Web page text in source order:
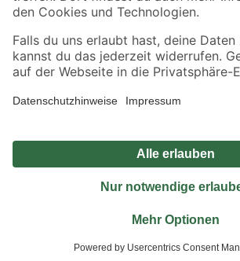
Alle Preisangaben in EUR inkl. gesetzl. MwSt.. Die
Umständen nicht in allen Märkten verfügbar. Die angegebenen
Produkte nur solange der Vorrat reicht.
*Paketversand ab 59 € versandkostenfrei, gilt nicht für Artikel
Privatsphäre Impressum
Nutzungsbedingungen
Widerrufsrecht
Vertrag
© 2026 toom Baumarkt GmbH